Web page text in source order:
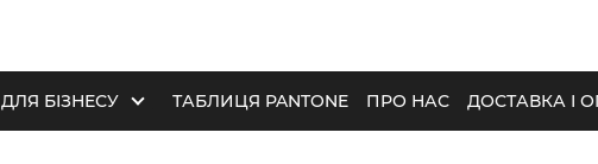
ДЛЯ БІЗНЕСУ ТАБЛИЦЯ PANTONE ПРО НАС ДОСТАВКА І